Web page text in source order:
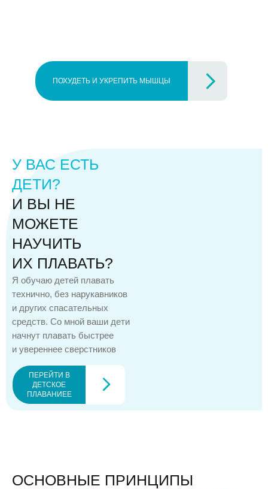
ПОХУДЕТЬ И УКРЕПИТЬ МЫШЦЫ
У ВАС ЕСТЬ
ДЕТИ?
И ВЫ НЕ
МОЖЕТЕ
НАУЧИТЬ
ИХ ПЛАВАТЬ?
Я обучаю детей плавать
технично, без нарукавников
и других спасательных
средств. Со мной ваши дети
начнут плавать быстрее
и увереннее сверстников
ПЕРЕЙТИ В
ДЕТСКОЕ
ПЛАВАНИЕE
ОСНОВНЫЕ ПРИНЦИПЫ